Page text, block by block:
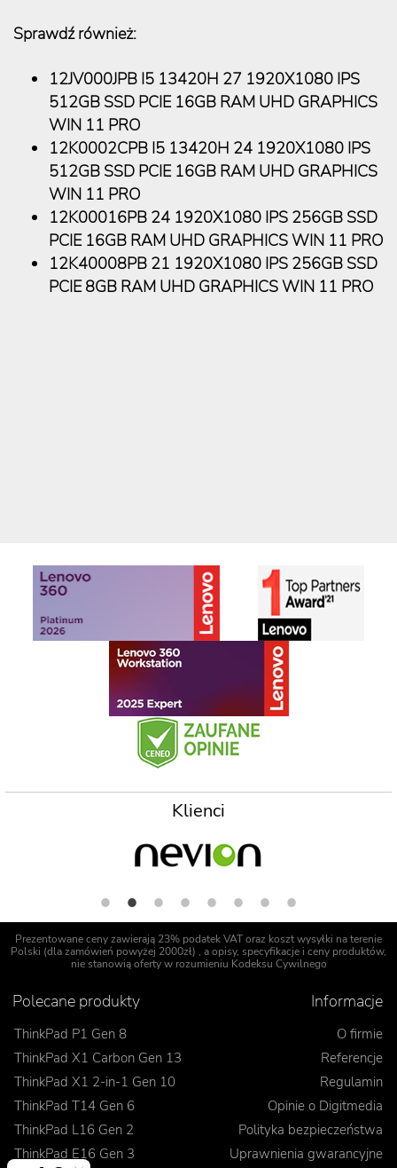
Sprawdź również:
12JV000JPB I5 13420H 27 1920X1080 IPS
512GB SSD PCIE 16GB RAM UHD GRAPHICS
WIN 11 PRO
12K0002CPB I5 13420H 24 1920X1080 IPS
512GB SSD PCIE 16GB RAM UHD GRAPHICS
WIN 11 PRO
12K00016PB 24 1920X1080 IPS 256GB SSD
PCIE 16GB RAM UHD GRAPHICS WIN 11 PRO
12K40008PB 21 1920X1080 IPS 256GB SSD
PCIE 8GB RAM UHD GRAPHICS WIN 11 PRO
Klienci
Prezentowane ceny zawierają 23% podatek VAT oraz koszt wysyłki na terenie
Polski (dla zamówień powyżej 2000zł) , a opisy, specyfikacje i ceny produktów,
nie stanowią oferty w rozumieniu Kodeksu Cywilnego
Polecane produkty
ThinkPad P1 Gen 8
ThinkPad X1 Carbon Gen 13
ThinkPad X1 2-in-1 Gen 10
ThinkPad T14 Gen 6
ThinkPad L16 Gen 2
ThinkPad E16 Gen 3
Informacje
O firmie
Referencje
Regulamin
Opinie o Digitmedia
Polityka bezpieczeństwa
Uprawnienia gwarancyjne